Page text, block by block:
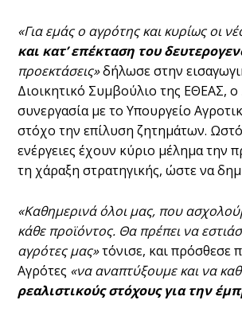
«Για εμάς ο αγρότης και κυρίως οι
και κατ’ επέκταση του
προεκτάσεις»δήλωσε στην
Διοικητικό Συμβούλιο της ΕΘΕΑΣ,
συνεργασία με το Υπουργείο
στόχο την επίλυση ζητημάτων.
ενέργειες έχουν κύριο μέλημα την
τη χάραξη στρατηγικής, ώστε να
«Καθημερινά όλοι μας, που
κάθε προϊόντος. Θα πρέπει να
αγρότες μας»τόνισε, και πρόσθεσε
Αγρότες «να αναπτύξουμε και να
ρεαλιστικούς στόχους για την